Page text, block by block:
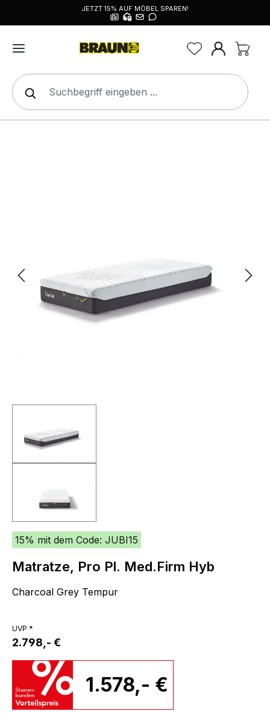
JETZT 15% AUF MÖBEL SPAREN!
15% mit dem Code: JUBI15
Matratze, Pro Pl. Med.Firm Hyb
Charcoal Grey Tempur
UVP *
2.798,- €
1.578,- €